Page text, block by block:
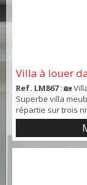
Villa à louer
Ref. LM867: 🏡
Superbe villa
répartie sur trois
chambres et cinq
indépendante).
vaste espace de
aluminium. Une